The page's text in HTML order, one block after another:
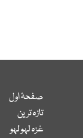
صفحۂ اول
تازہ ترین
غزہ لہو لہو